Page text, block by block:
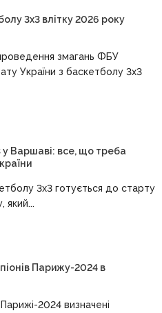
3х3 влітку 2026 року
змагань ФБУ
України з баскетболу 3х3
у Варшаві: все, що треба
3х3 готується до старту
який...
Парижу-2024 в
Парижі-2024 визначені